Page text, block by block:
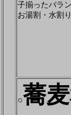
子揃ったバラ
お湯割・水割
○蕎